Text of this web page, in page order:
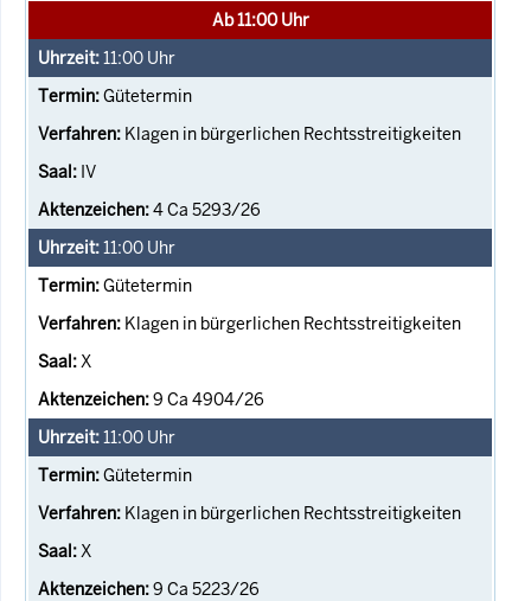
Ab 11:00 Uhr
11:00 Uhr
Gütetermin
Klagen in bürgerlichen Rechtsstreitigkeiten
IV
4 Ca 5293/26
11:00 Uhr
Gütetermin
Klagen in bürgerlichen Rechtsstreitigkeiten
X
9 Ca 4904/26
11:00 Uhr
Gütetermin
Klagen in bürgerlichen Rechtsstreitigkeiten
X
9 Ca 5223/26